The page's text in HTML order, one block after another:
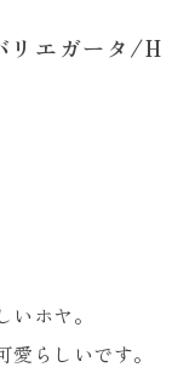
リエガータ/H
ホヤ。
らしいです。